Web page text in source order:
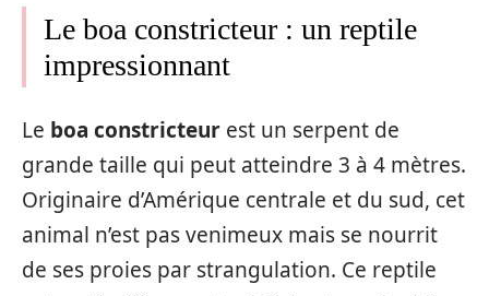
Le boa constricteur : un reptile
impressionnant
Le boa constricteur est un serpent de
grande taille qui peut atteindre 3 à 4 mètres.
Originaire d’Amérique centrale et du sud, cet
animal n’est pas venimeux mais se nourrit
de ses proies par strangulation. Ce reptile